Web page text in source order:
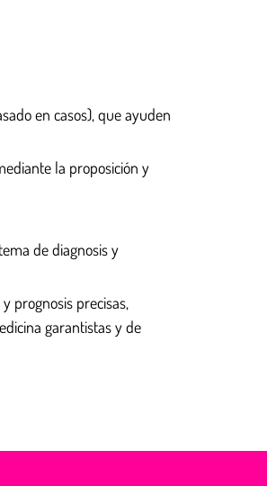
en casos), que ayuden
la proposición y
de diagnosis y
prognosis precisas,
garantistas y de